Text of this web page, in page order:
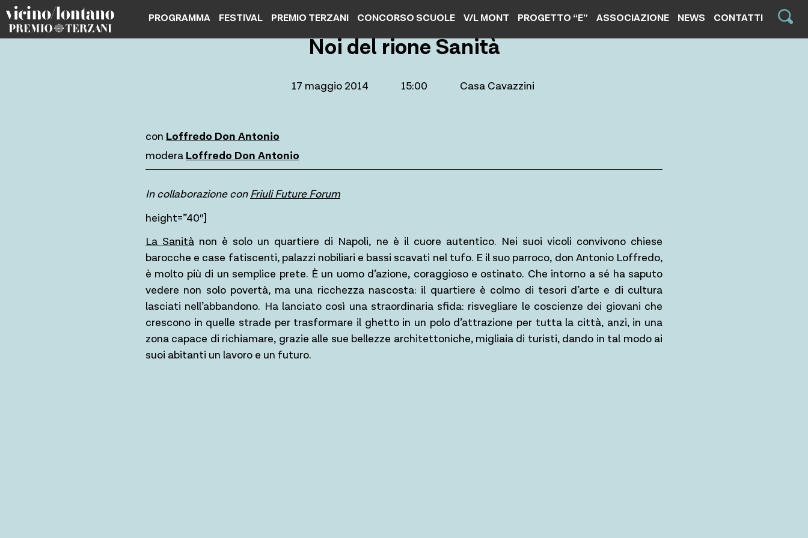
Skip
to
content
PROGRAMMA FESTIVAL PREMIO TERZANI CONCORSO SCUOLE V/L MONT PROGETTO “E” ASSOCIAZIONE NEWS CONTATTI
Noi del rione Sanità
17 maggio 2014 15:00 Casa Cavazzini
con Loffredo Don Antonio
modera Loffredo Don Antonio
In collaborazione conFriuli Future Forum
height=”40″]
La Sanità non è solo un quartiere di Napoli, ne è il cuore autentico. Nei suoi vicoli convivono chiese
barocche e case fatiscenti, palazzi nobiliari e bassi scavati nel tufo. E il suo parroco, don Antonio Loffredo,
è molto più di un semplice prete. È un uomo d’azione, coraggioso e ostinato. Che intorno a sé ha saputo
vedere non solo povertà, ma una ricchezza nascosta: il quartiere è colmo di tesori d’arte e di cultura
lasciati nell’abbandono. Ha lanciato così una straordinaria sfida: risvegliare le coscienze dei giovani che
crescono in quelle strade per trasformare il ghetto in un polo d’attrazione per tutta la città, anzi, in una
zona capace di richiamare, grazie alle sue bellezze architettoniche, migliaia di turisti, dando in tal modo ai
suoi abitanti un lavoro e un futuro.